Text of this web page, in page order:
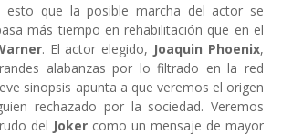
esto que la posible marcha del actor se
más tiempo en rehabilitación que en el
. El actor elegido, Joaquin Phoenix,
alabanzas por lo filtrado en la red
sinopsis apunta a que veremos el origen
rechazado por la sociedad. Veremos
del Joker como un mensaje de mayor